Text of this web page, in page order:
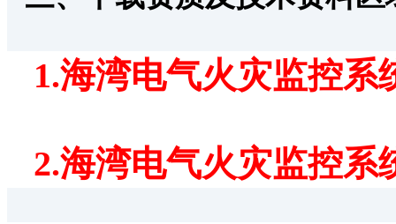
1.海湾电气火灾监控系
2.海湾电气火灾监控系